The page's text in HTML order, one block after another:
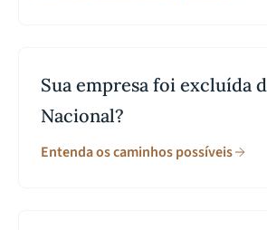
Sua empresa foi excluída
Nacional?
Entenda os caminhos possíveis